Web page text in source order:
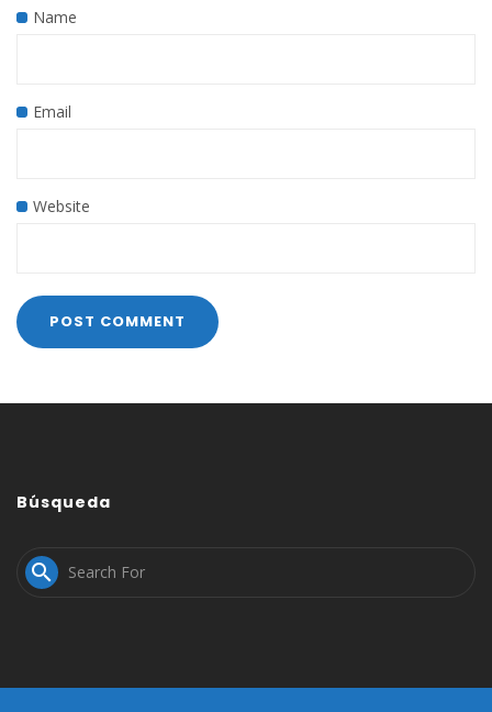
Name
Email
Website
Búsqueda
